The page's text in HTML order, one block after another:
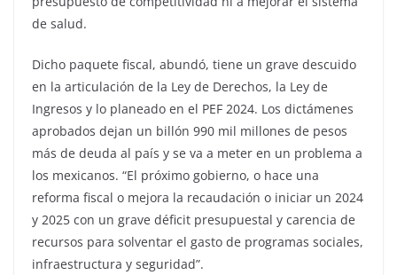
de salud.
Dicho paquete fiscal, abundó, tiene un grave descuido
en la articulación de la Ley de Derechos, la Ley de
Ingresos y lo planeado en el PEF 2024. Los dictámenes
aprobados dejan un billón 990 mil millones de pesos
más de deuda al país y se va a meter en un problema a
los mexicanos. “El próximo gobierno, o hace una
reforma fiscal o mejora la recaudación o iniciar un 2024
y 2025 con un grave déficit presupuestal y carencia de
recursos para solventar el gasto de programas sociales,
infraestructura y seguridad”.